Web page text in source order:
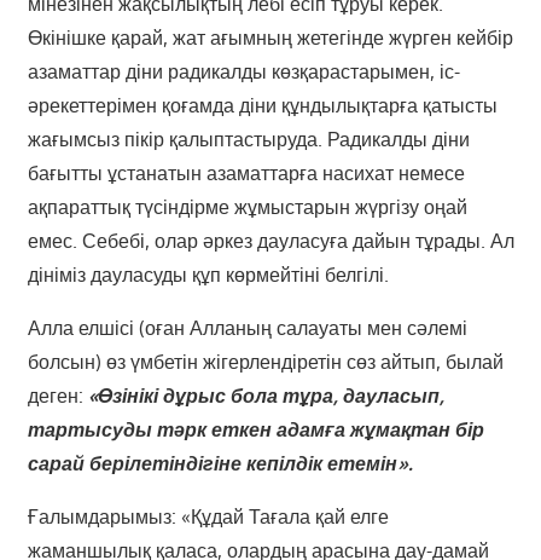
Өкінішке қарай, жат ағымның жетегінде жүрген кейбір
азаматтар діни радикалды көзқарастарымен, іс-
әрекеттерімен қоғамда діни құндылықтарға қатысты
жағымсыз пікір қалыптастыруда. Радикалды діни
бағытты ұстанатын азаматтарға насихат немесе
ақпараттық түсіндірме жұмыстарын жүргізу оңай
емес. Себебі, олар әркез дауласуға дайын тұрады. Ал
дініміз дауласуды құп көрмейтіні белгілі.
Алла елшісі (оған Алланың салауаты мен сәлемі
болсын) өз үмбетін жігерлендіретін сөз айтып, былай
деген: «Өзінікі дұрыс бола тұра, дауласып,
тартысуды тәрк еткен адамға жұмақтан бір
сарай берілетіндігіне кепілдік етемін».
Ғалымдарымыз: «Құдай Тағала қай елге
жаманшылық қаласа, олардың арасына дау-дамай